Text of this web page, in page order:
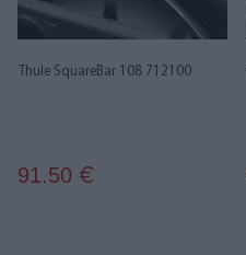
Thule SquareBar 108 712100
91.50 €